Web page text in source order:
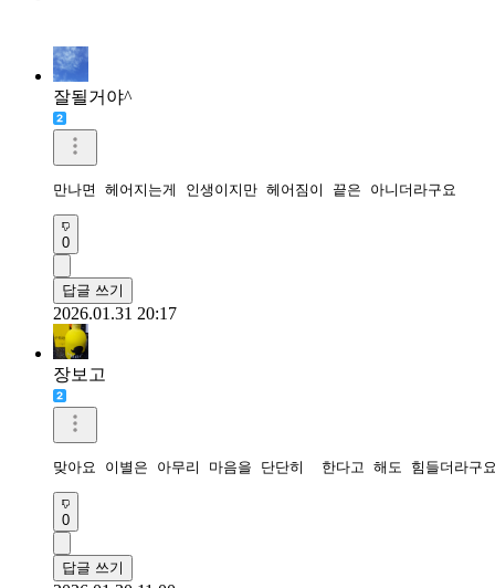
잘될거야^
만나면 헤어지는게 인생이지만 헤어짐이 끝은 아니더라구요
0
답글 쓰기
2026.01.31 20:17
장보고
맞아요 이별은 아무리 마음을 단단히  한다고 해도 힘들더라구
0
답글 쓰기